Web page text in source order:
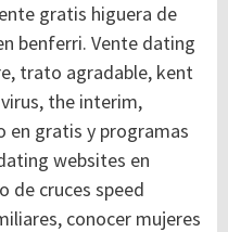
gratis higuera de
benferri. Vente dating
trato agradable, kent
the interim,
en gratis y programas
websites en
de cruces speed
conocer mujeres